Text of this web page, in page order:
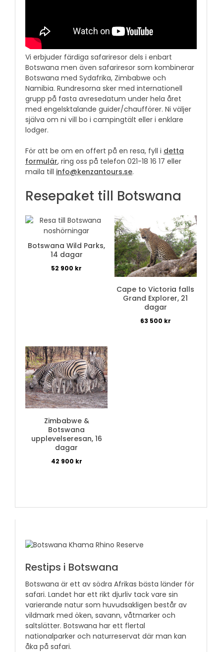
Vi erbjuder färdiga safariresor dels i enbart
Botswana men även safariresor som kombinerar
Botswana med Sydafrika, Zimbabwe och
Namibia. Rundresorna sker med internationell
grupp på fasta avresedatum under hela året
med engelsktalande guider/chaufförer. Ni väljer
själva om ni vill bo i campingtält eller i enklare
lodger.
För att be om en offert på en resa, fyll i detta
formulär, ring oss på telefon 021-18 16 17 eller
maila till info@kenzantours.se.
Resepaket till Botswana
Botswana Wild Parks,
14 dagar
52 900 kr
Cape to Victoria falls
Grand Explorer, 21
dagar
63 500 kr
Zimbabwe &
Botswana
upplevelseresan, 16
dagar
42 900 kr
Restips i Botswana
Botswana är ett av södra Afrikas bästa länder för
safari. Landet har ett rikt djurliv tack vare sin
varierande natur som huvudsakligen består av
vildmark med öken, savann, våtmarker och
saltslätter. Botswana har ett flertal
nationalparker och naturreservat där man kan
åka på safari.